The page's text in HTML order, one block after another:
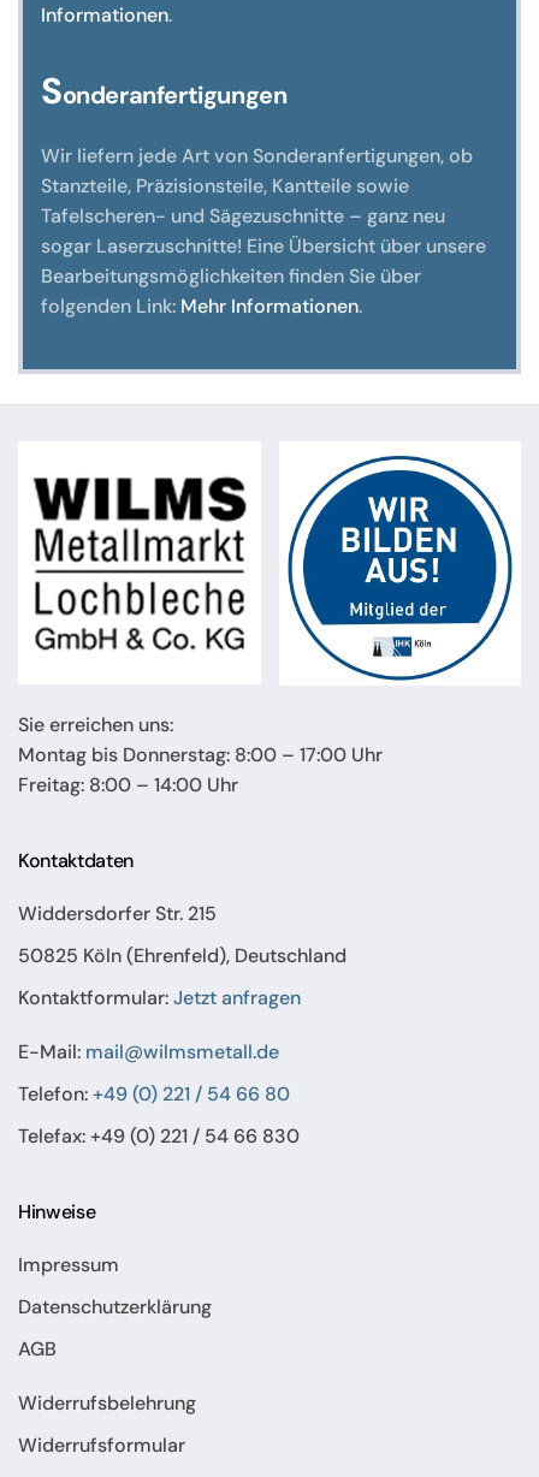
Informationen.
Sonderanfertigungen
Wir liefern jede Art von Sonderanfertigungen, ob
Stanzteile, Präzisionsteile, Kantteile sowie
Tafelscheren- und Sägezuschnitte – ganz neu
sogar Laserzuschnitte! Eine Übersicht über unsere
Bearbeitungsmöglichkeiten finden Sie über
folgenden Link: Mehr Informationen.
Sie erreichen uns:
Montag bis Donnerstag: 8:00 – 17:00 Uhr
Freitag: 8:00 – 14:00 Uhr
Kontaktdaten
Widdersdorfer Str. 215
50825 Köln (Ehrenfeld), Deutschland
Kontaktformular:Jetzt anfragen
E-Mail: mail@wilmsmetall.de
Telefon:+49 (0) 221 / 54 66 80
Telefax: +49 (0) 221 / 54 66 830
Hinweise
Impressum
Datenschutzerklärung
AGB
Widerrufsbelehrung
Widerrufsformular